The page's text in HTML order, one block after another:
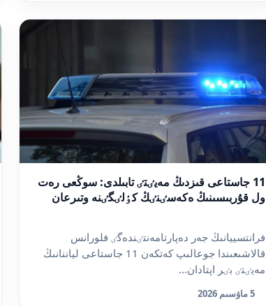
11 جاستاعى قىزدىڭ مەيٸتٸ تابىلدى: سوڭعى رەت
ول قۇربىسىنىڭ ەكەسٸنٸڭ كٶلٸگٸنە وتىرعان
فرانتسييانىڭ جەر دەپارتامەنتٸندەگٸ فلورانس
قالاشىعىندا جوعالىپ كەتكەن 11 جاستاعى لياننانىڭ
مەيٸتٸ بٸر اپتادان...
5 ماۋسىم 2026